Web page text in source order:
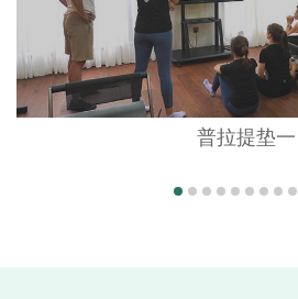
学员风采
证书查询
学院动态
普拉提垫一